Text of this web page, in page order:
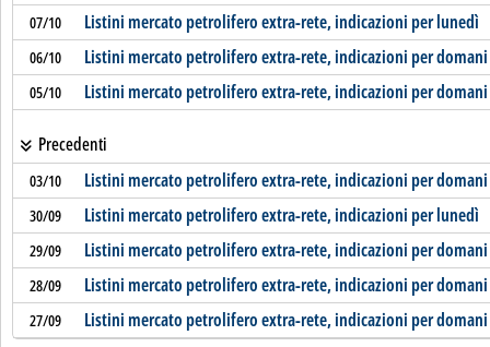
07/10 Listini mercato petrolifero extra-rete, indicazioni per lunedì
06/10 Listini mercato petrolifero extra-rete, indicazioni per domani
05/10 Listini mercato petrolifero extra-rete, indicazioni per domani
Precedenti
03/10 Listini mercato petrolifero extra-rete, indicazioni per domani
30/09 Listini mercato petrolifero extra-rete, indicazioni per lunedì
29/09 Listini mercato petrolifero extra-rete, indicazioni per domani
28/09 Listini mercato petrolifero extra-rete, indicazioni per domani
27/09 Listini mercato petrolifero extra-rete, indicazioni per domani